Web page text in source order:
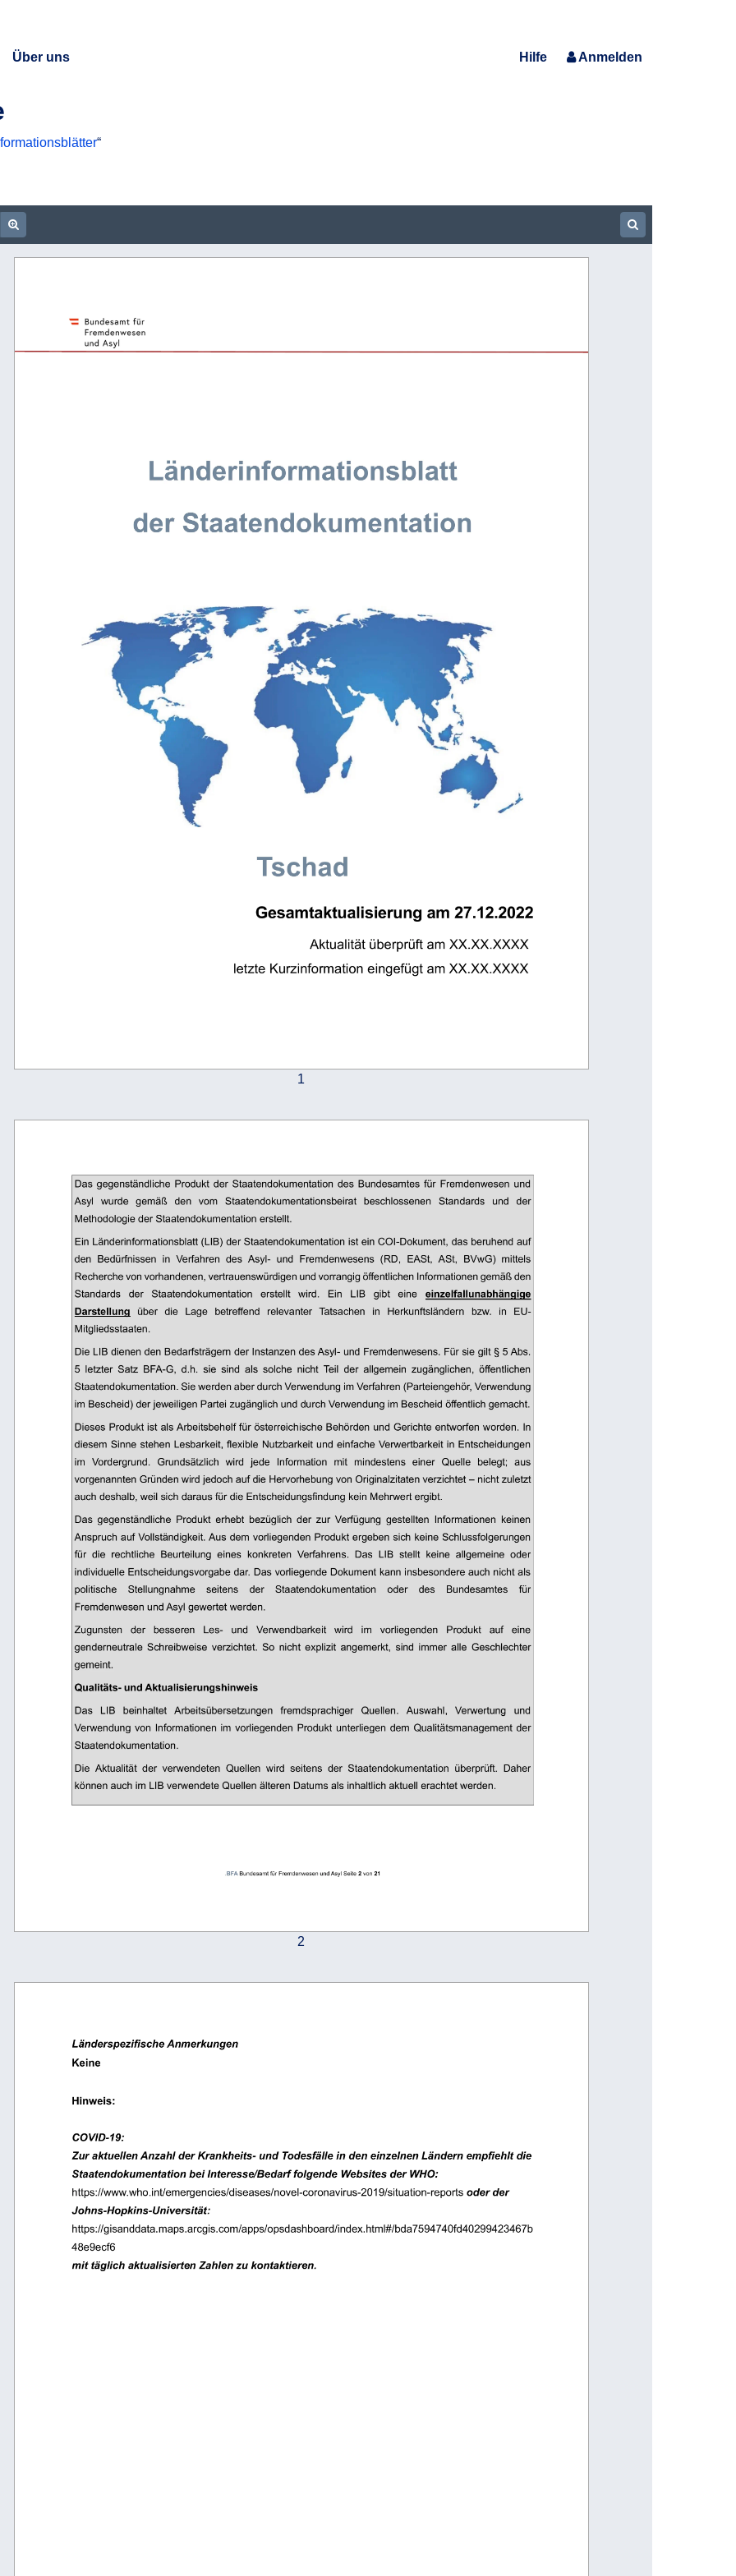
Über uns Hilfe Anmelden
“
URL
out
Länderinformationsblatt
der Staatendokumentation
Tschad
Gesamtaktualisierung am 27.12.2022
Aktualität überprüft am XX.XX.XXXX
letzte Kurzinformation eingefügt am XX.XX.XXXX
1
.BFA Bundesamt für Fremdenwesen und Asyl Seite 2 von 21
Das  gegenständliche  Produkt  der  Staatendokumentation  des  Bundesamtes  für  Fremdenwesen  und
Asyl
wurde gemäß den vom Staatendokumentationsbeirat beschlossenen Standards und
der
Methodologie der Staatendokumentation erstellt.
Ein Länderinformationsblatt (LIB) der Staatendokumentation ist ein COI-Dokument, das beruhend auf
den  Bedürfnissen  in  Verfahren  des  Asyl-  und  Fremdenwesens  (RD,  EASt,  ASt,  BVwG)  mittels
Recherche von vorhandenen, vertrauenswürdigen und vorrangig öffentlichen Informationen gemäß den
Standards
der Staatendokumentation erstellt wird. Ein LIB gibt eine
einzelfallunabhängige
Darstellung
über die Lage betreffend relevanter Tatsachen in Herkunftsländern bzw. in
EU-
Mitgliedsstaaten.
Die LIB dienen den Bedarfsträgern der Instanzen des Asyl- und Fremdenwesens. Für sie gilt § 5 Abs.
5  letzter  Satz  BFA-G,  d.h.  sie  sind  als  solche  nicht  Teil  der  allgemein  zugänglichen,  öffentlichen
Staatendokumentation. Sie werden aber durch Verwendung im Verfahren (Parteiengehör, Verwendung
im Bescheid) der jeweiligen Partei zugänglich und durch Verwendung im Bescheid öffentlich gemacht.
Dieses Produkt ist als Arbeitsbehelf für österreichische Behörden und Gerichte entworfen worden. In
diesem Sinne stehen Lesbarkeit, flexible Nutzbarkeit und einfache Verwertbarkeit in Entscheidungen
im
Vordergrund. Grundsätzlich wird jede Information mit mindestens einer Quelle belegt;
aus
vorgenannten Gründen wird jedoch auf die Hervorhebung von Originalzitaten verzichtet – nicht zuletzt
auch deshalb, weil sich daraus für die Entscheidungsfindung kein Mehrwert ergibt.
Das  gegenständliche  Produkt  erhebt  bezüglich  der  zur  Verfügung  gestellten  Informationen  keinen
Anspruch auf Vollständigkeit. Aus dem vorliegenden Produkt ergeben sich keine Schlussfolgerungen
für  die  rechtliche  Beurteilung  eines  konkreten  Verfahrens.  Das  LIB  stellt  keine  allgemeine  oder
individuelle Entscheidungsvorgabe dar. Das vorliegende Dokument kann insbesondere auch nicht als
politische
Stellungnahme seitens der Staatendokumentation oder des Bundesamtes
für
Fremdenwesen und Asyl gewertet werden.
Zugunsten
der besseren Les- und Verwendbarkeit wird im vorliegenden Produkt auf
eine
genderneutrale  Schreibweise  verzichtet.  So  nicht  explizit  angemerkt,  sind  immer  alle  Geschlechter
gemeint.
Qualitäts- und Aktualisierungshinweis
Das
LIB beinhaltet Arbeitsübersetzungen fremdsprachiger Quellen. Auswahl, Verwertung
und
Verwendung  von  Informationen  im  vorliegenden  Produkt  unterliegen  dem  Qualitätsmanagement  der
Staatendokumentation.
Die  Aktualität  der  verwendeten  Quellen  wird  seitens  der  Staatendokumentation  überprüft.  Daher
können auch im LIB verwendete Quellen älteren Datums als inhaltlich aktuell erachtet werden.
2
Länderspezifische Anmerkungen
Keine
Hinweis:
COVID-19:
Zur aktuellen Anzahl der Krankheits- und Todesfälle in den einzelnen Ländern empfiehlt die
Staatendokumentation bei Interesse/Bedarf folgende Websites der WHO:
https://www.who.int/emergencies/diseases/novel-coronavirus-2019/situation-reports oder der
Johns-Hopkins-Universität:
https://gisanddata.maps.arcgis.com/apps/opsdashboard/index.html#/bda7594740fd40299423467b
48e9ecf6
mit täglich aktualisierten Zahlen zu kontaktieren.